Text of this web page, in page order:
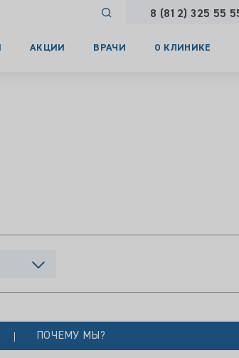
8 (812) 325 55
АКЦИИ ВРАЧИ О КЛИНИКЕ
ПОЧЕМУ МЫ?